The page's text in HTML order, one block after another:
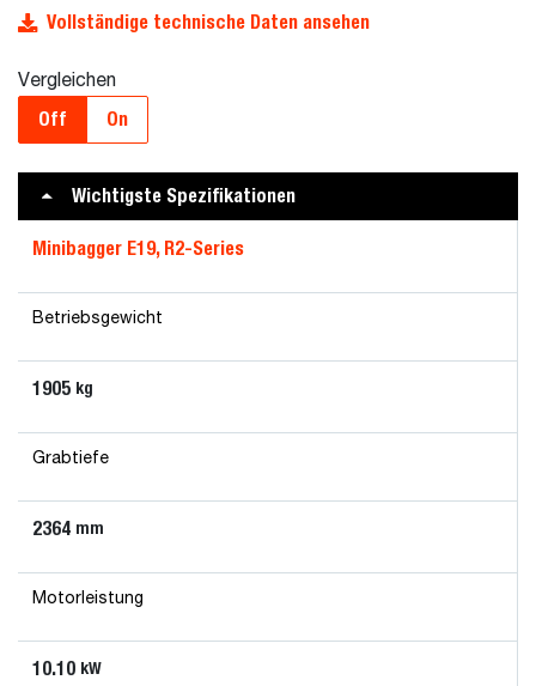
Vollständige technische Daten ansehen
Vergleichen
Off On
Wichtigste Spezifikationen
Minibagger E19, R2-Series
Betriebsgewicht
1905 kg
Grabtiefe
2364 mm
Motorleistung
10.10 kW